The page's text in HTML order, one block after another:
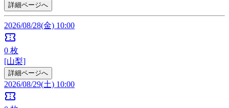
詳細ページへ
2026/08/28(金) 10:00
confirmation_number
0 枚
[山梨]
詳細ページへ
2026/08/29(土) 10:00
confirmation_number